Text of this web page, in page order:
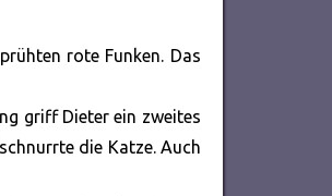
rote Funken. Das
griff Dieter ein zweites
die Katze. Auch